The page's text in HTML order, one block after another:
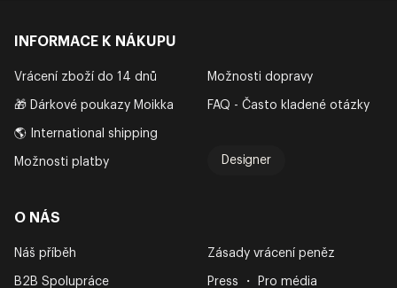
INFORMACE K NÁKUPU
Vrácení zboží do 14 dnů
🎁 Dárkové poukazy Moikka
🌎 International shipping
Možnosti platby
Možnosti dopravy
FAQ - Často kladené otázky
Designer
O NÁS
Náš příběh
B2B Spolupráce
Zásady vrácení peněz
Press ・ Pro média